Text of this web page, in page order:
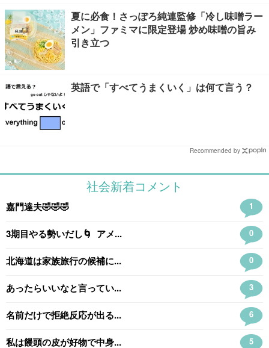
夏に必食！さっぽろ純連監修「冷し味噌ラー
メン」ファミマに限定登場 炒め味噌の旨み
引き立つ
英語で「すべてうまくいく」は何て言う？
Recommended by